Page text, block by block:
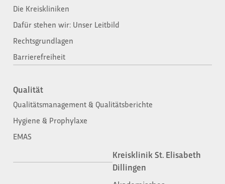
Die Kreiskliniken
Dafür stehen wir: Unser Leitbild
Rechtsgrundlagen
Barrierefreiheit
Qualität
Qualitätsmanagement & Qualitätsberichte
Hygiene & Prophylaxe
EMAS
Kreisklinik St. Elisabeth
Dillingen